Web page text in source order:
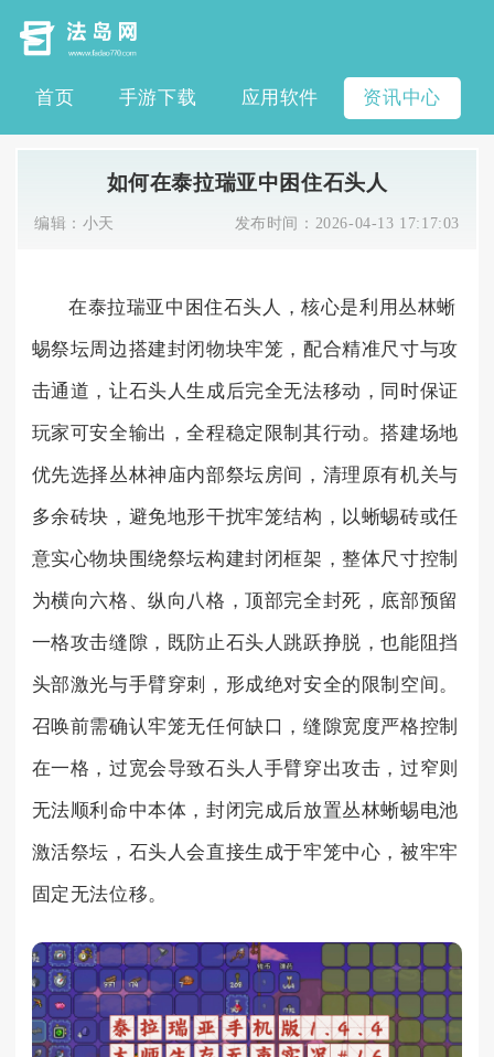
首页 手游下载 应用软件 资讯中心
如何在泰拉瑞亚中困住石头人
编辑： 小天 发布时间： 2026-04-13 17:17:03
在泰拉瑞亚中困住石头人，核心是利用丛林蜥
蜴祭坛周边搭建封闭物块牢笼，配合精准尺寸与攻
击通道，让石头人生成后完全无法移动，同时保证
玩家可安全输出，全程稳定限制其行动。搭建场地
优先选择丛林神庙内部祭坛房间，清理原有机关与
多余砖块，避免地形干扰牢笼结构，以蜥蜴砖或任
意实心物块围绕祭坛构建封闭框架，整体尺寸控制
为横向六格、纵向八格，顶部完全封死，底部预留
一格攻击缝隙，既防止石头人跳跃挣脱，也能阻挡
头部激光与手臂穿刺，形成绝对安全的限制空间。
召唤前需确认牢笼无任何缺口，缝隙宽度严格控制
在一格，过宽会导致石头人手臂穿出攻击，过窄则
无法顺利命中本体，封闭完成后放置丛林蜥蜴电池
激活祭坛，石头人会直接生成于牢笼中心，被牢牢
固定无法位移。